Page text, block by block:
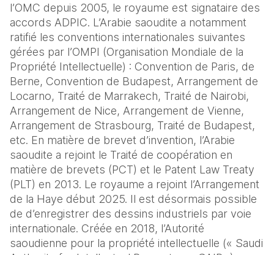
l’OMC depuis 2005, le royaume est signataire des
accords ADPIC. L’Arabie saoudite a notamment
ratifié les conventions internationales suivantes
gérées par l’OMPI (Organisation Mondiale de la
Propriété Intellectuelle) : Convention de Paris, de
Berne, Convention de Budapest, Arrangement de
Locarno, Traité de Marrakech, Traité de Nairobi,
Arrangement de Nice, Arrangement de Vienne,
Arrangement de Strasbourg, Traité de Budapest,
etc. En matière de brevet d’invention, l’Arabie
saoudite a rejoint le Traité de coopération en
matière de brevets (PCT) et le Patent Law Treaty
(PLT) en 2013. Le royaume a rejoint l’Arrangement
de la Haye début 2025. Il est désormais possible
de d’enregistrer des dessins industriels par voie
internationale. Créée en 2018, l’Autorité
saoudienne pour la propriété intellectuelle (« Saudi